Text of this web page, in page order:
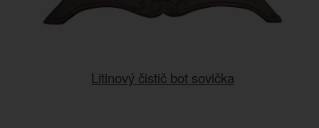
Litinový čistič bot sovička